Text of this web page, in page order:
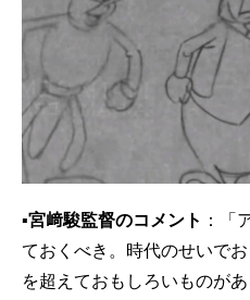
▪宮﨑駿監督のコメント ：「
ておくべき。時代のせいで
を超えておもしろいものが